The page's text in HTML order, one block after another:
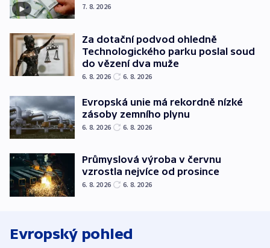
7. 8. 2026
Za dotační podvod ohledně
Technologického parku poslal soud
do vězení dva muže
6. 8. 2026 6. 8. 2026
Evropská unie má rekordně nízké
zásoby zemního plynu
6. 8. 2026 6. 8. 2026
Průmyslová výroba v červnu
vzrostla nejvíce od prosince
6. 8. 2026 6. 8. 2026
Evropský pohled